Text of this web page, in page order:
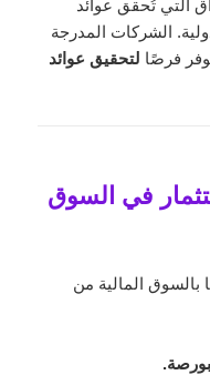
التي تُحقق عوائد
الشركات المدرجة
فرصًا لتحقيق عوائد
في السوق
بالسوق المالية من